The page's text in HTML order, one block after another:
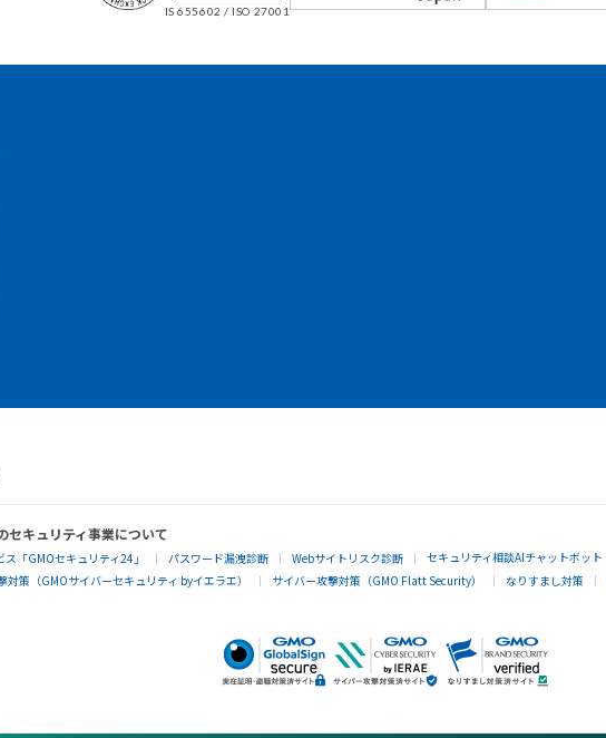
IS 655602 / ISO 27001
セキュリティ事業について
「GMOセキュリティ24」 パスワード漏洩診断 Webサイトリスク診断
セキュリティ相談AIチャットボット
対策（GMOサイバーセキュリティ byイエラエ） サイバー攻撃対策（GMO Flatt Security） なりすまし対策